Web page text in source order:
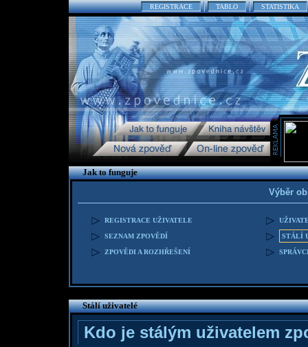
REGISTRACE TABLO STATISTIKA
Jak to funguje
Výběr
REGISTRACE UŽIVATELE
SEZNAM ZPOVĚDÍ
ZPOVĚDI A ROZHŘEŠENÍ
STÁLÍ
Stálí uživatelé
Kdo je stálým uživatelem